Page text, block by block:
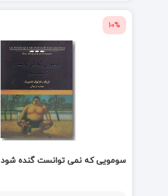
10%
سومویی که نمی توانست گنده شود